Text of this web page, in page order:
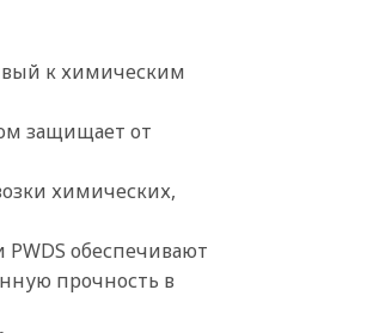
к химическим
защищает от
химических,
PWDS обеспечивают
прочность в